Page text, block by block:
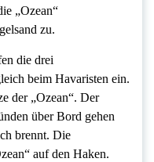
„Ozean“
zu.
die drei
beim Havaristen ein.
der „Ozean“. Der
über Bord gehen
brennt. Die
auf den Haken.